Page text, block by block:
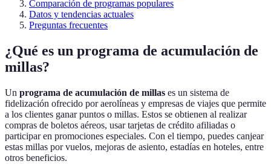
Comparación de programas populares
Datos y tendencias actuales
Preguntas frecuentes
¿Qué es un programa de acumulación de
millas?
Un programa de acumulación de millas es un sistema de
fidelización ofrecido por aerolíneas y empresas de viajes que permite
a los clientes ganar puntos o millas. Estos se obtienen al realizar
compras de boletos aéreos, usar tarjetas de crédito afiliadas o
participar en promociones especiales. Con el tiempo, puedes canjear
estas millas por vuelos, mejoras de asiento, estadías en hoteles, entre
otros beneficios.